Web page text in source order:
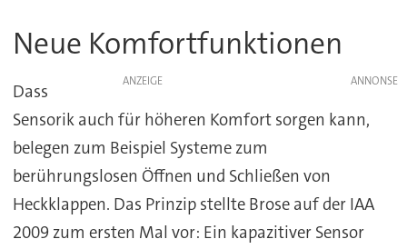
Neue Komfortfunktionen
ANZEIGE
Dass
Sensorik auch für höheren Komfort sorgen kann,
belegen zum Beispiel Systeme zum
berührungslosen Öffnen und Schließen von
Heckklappen. Das Prinzip stellte Brose auf der IAA
2009 zum ersten Mal vor: Ein kapazitiver Sensor